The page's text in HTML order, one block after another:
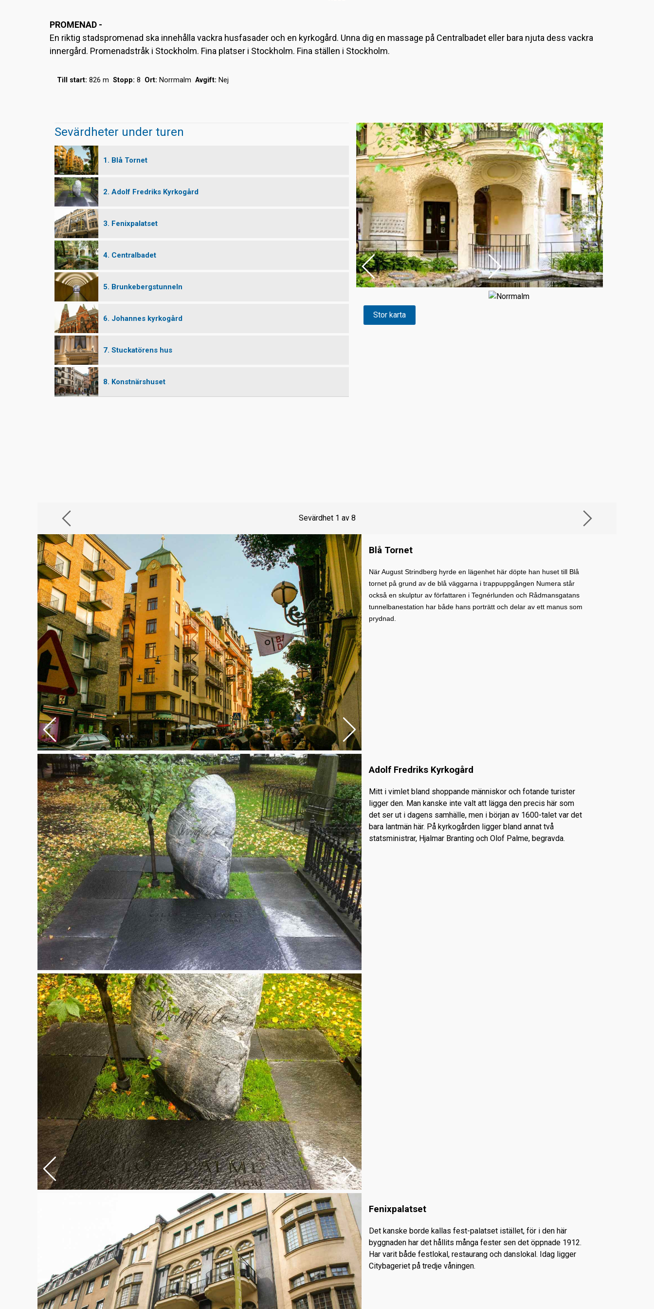
PROMENAD -
En riktig stadspromenad ska innehålla vackra husfasader och en kyrkogård. Unna dig en massage på Centralbadet eller bara njuta dess vackra
innergård. Promenadstråk i Stockholm. Fina platser i Stockholm. Fina ställen i Stockholm.
Till start: 826 m Stopp: 8 Ort: Norrmalm Avgift: Nej
Sevärdheter under turen
1. Blå Tornet
2. Adolf Fredriks Kyrkogård
3. Fenixpalatset
4. Centralbadet
5. Brunkebergstunneln
6. Johannes kyrkogård
7. Stuckatörens hus
8. Konstnärshuset
Stor karta
Sevärdhet 1 av 8
Blå Tornet
När August Strindberg hyrde en lägenhet här döpte han huset till Blå
tornet på grund av de blå väggarna i trappuppgången Numera står
också en skulptur av författaren i Tegnérlunden och Rådmansgatans
tunnelbanestation har både hans porträtt och delar av ett manus som
prydnad.
Adolf Fredriks Kyrkogård
Mitt i vimlet bland shoppande människor och fotande turister
ligger den. Man kanske inte valt att lägga den precis här som
det ser ut i dagens samhälle, men i början av 1600-talet var det
bara lantmän här. På kyrkogården ligger bland annat två
statsministrar, Hjalmar Branting och Olof Palme, begravda.
Fenixpalatset
Det kanske borde kallas fest-palatset istället, för i den här
byggnaden har det hållits många fester sen det öppnade 1912.
Har varit både festlokal, restaurang och danslokal. Idag ligger
Citybageriet på tredje våningen.